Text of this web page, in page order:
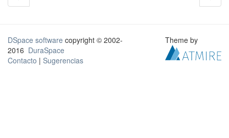
DSpace software copyright © 2002-
2016 DuraSpace
Contacto | Sugerencias
Theme by